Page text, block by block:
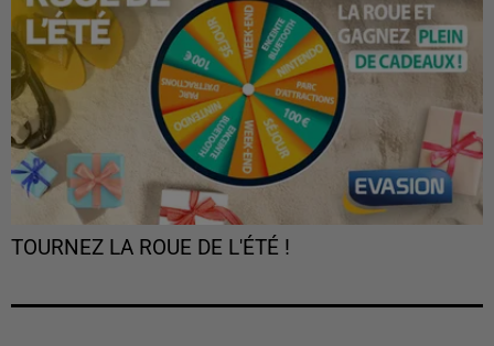
TOURNEZ LA ROUE DE L'ÉTÉ !